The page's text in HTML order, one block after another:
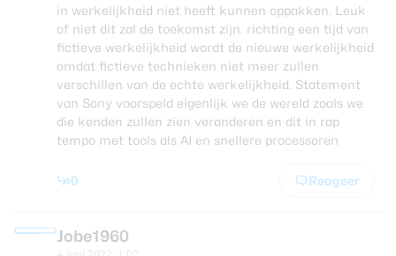
in werkelijkheid niet heeft kunnen oppakken. Leuk
of niet dit zal de toekomst zijn. richting een tijd van
fictieve werkelijkheid wordt de nieuwe werkelijkheid
omdat fictieve technieken niet meer zullen
verschillen van de echte werkelijkheid. Statement
van Sony voorspeld eigenlijk we de wereld zoals we
die kenden zullen zien veranderen en dit in rap
tempo met tools als AI en snellere processoren
0 Reageer
Jobe1960